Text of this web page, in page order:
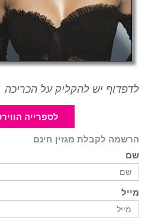
לדפדוף יש להקליק על הכריכה
לספרייה
הרשמה לקבלת מגזין חינם
שם
מייל